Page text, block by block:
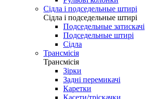
Сідла і подседельные штирі
Сідла і подседельные штирі
Подседельные затискачі
Подседельные штирі
Сідла
Трансмісія
Трансмісія
Зірки
Задні перемикачі
Каретки
Касети/тріскачки